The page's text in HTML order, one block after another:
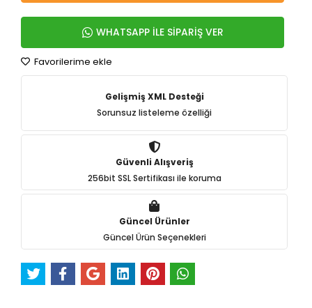
WHATSAPP İLE SİPARİŞ VER
Favorilerime ekle
Gelişmiş XML Desteği
Sorunsuz listeleme özelliği
Güvenli Alışveriş
256bit SSL Sertifikası ile koruma
Güncel Ürünler
Güncel Ürün Seçenekleri